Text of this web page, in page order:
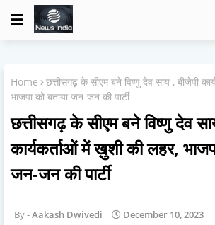
Home
छत्तीसगढ़ के सीएम बने विष्णु देव साय , बीजेपी
भाजपा को बताया जन-जन की पार्टी
छत्तीसगढ़ के सीएम बने विष्णु देव
कार्यकर्ताओं में ख़ुशी की लहर,
जन-जन की पार्टी
Aakash Dwivedi December 10, 2023